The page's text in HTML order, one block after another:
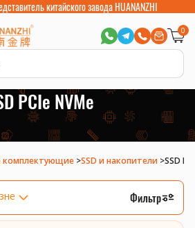
китайского завода HUANANZHI
0
PCIe NVMe
комплектующие >SSD и накопители >SSD
Фильтр